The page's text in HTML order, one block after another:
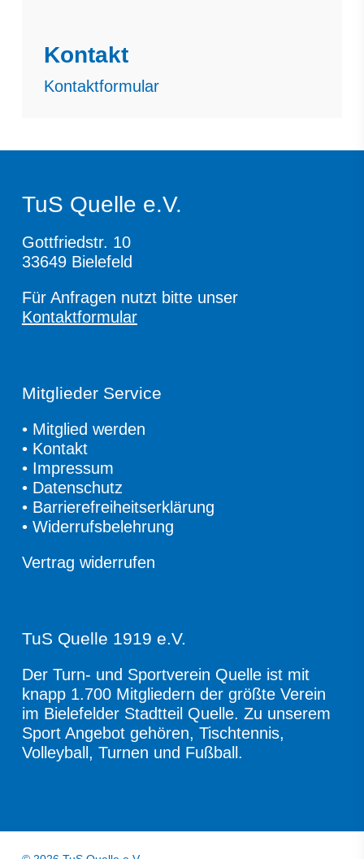
Kontakt
Kontaktformular
TuS Quelle e.V.
Gottfriedstr. 10
33649 Bielefeld
Für Anfragen nutzt bitte unser
Kontaktformular
Mitglieder Service
• Mitglied werden
• Kontakt
• Impressum
• Datenschutz
• Barrierefreiheitserklärung
• Widerrufsbelehrung
Vertrag widerrufen
TuS Quelle 1919 e.V.
Der Turn- und Sportverein Quelle ist mit
knapp 1.700 Mitgliedern der größte Verein
im Bielefelder Stadtteil Quelle. Zu unserem
Sport Angebot gehören, Tischtennis,
Volleyball, Turnen und Fußball.